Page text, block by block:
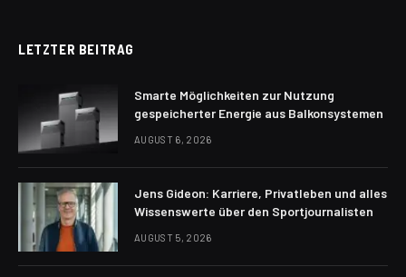
LETZTER BEITRAG
Smarte Möglichkeiten zur Nutzung
gespeicherter Energie aus Balkonsystemen
AUGUST 6, 2026
Jens Gideon: Karriere, Privatleben und alles
Wissenswerte über den Sportjournalisten
AUGUST 5, 2026